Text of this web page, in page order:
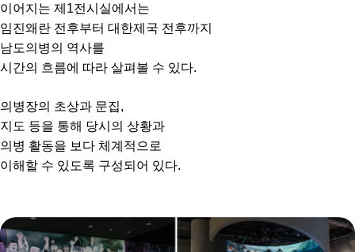
이어지는 제1전시실에서는
임진왜란 전후부터 대한제국 전후까지
남도의병의 역사를
시간의 흐름에 따라 살펴볼 수 있다.
의병장의 초상과 문집,
지도 등을 통해 당시의 상황과
의병 활동을 보다 체계적으로
이해할 수 있도록 구성되어 있다.